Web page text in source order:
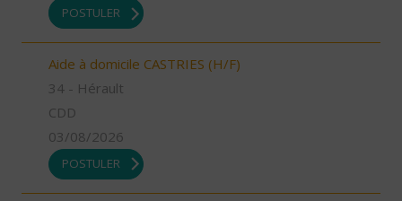
POSTULER
Aide à domicile CASTRIES (H/F)
34 - Hérault
CDD
03/08/2026
POSTULER